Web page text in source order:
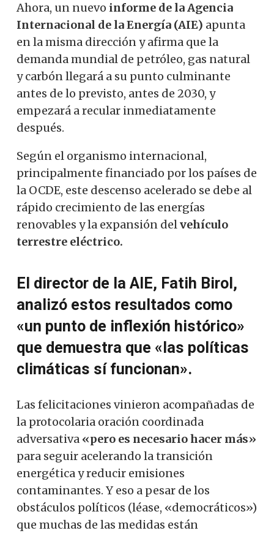
Ahora, un nuevo informe de la Agencia
Internacional de la Energía (AIE) apunta
en la misma dirección y afirma que la
demanda mundial de petróleo, gas natural
y carbón llegará a su punto culminante
antes de lo previsto, antes de 2030, y
empezará a recular inmediatamente
después.
Según el organismo internacional,
principalmente financiado por los países de
la OCDE, este descenso acelerado se debe al
rápido crecimiento de las energías
renovables y la expansión delvehículo
terrestre eléctrico.
El director de la AIE, Fatih Birol,
analizó estos resultados como
«un punto de inflexión histórico»
que demuestra que «las políticas
climáticas sí funcionan».
Las felicitaciones vinieron acompañadas de
la protocolaria oración coordinada
adversativa «pero es necesario hacer más»
para seguir acelerando la transición
energética y reducir emisiones
contaminantes. Y eso a pesar de los
obstáculos políticos (léase, «democráticos»)
que muchas de las medidas están